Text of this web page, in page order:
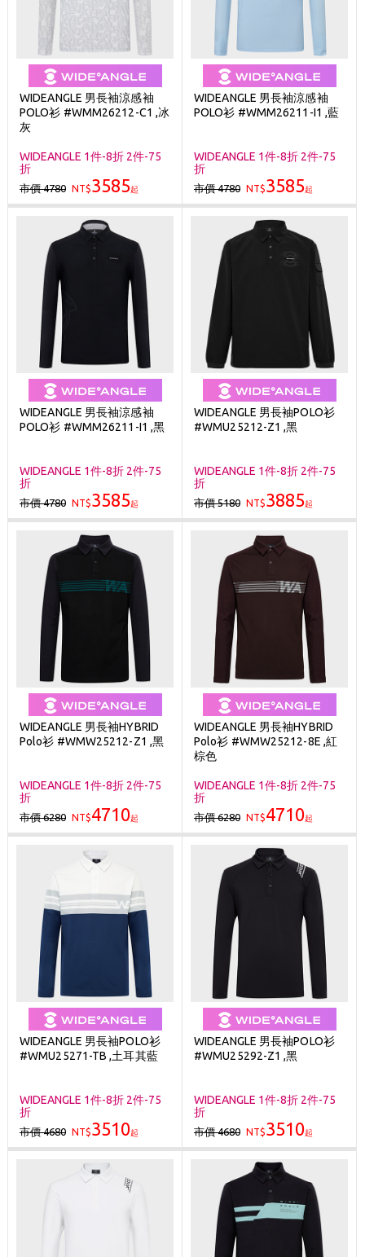
WIDEANGLE 男長袖涼感袖
POLO衫 #WMM26212-C1 ,冰
灰
WIDEANGLE 1件-8折 2件-75
折
市價 4780 NT$3585起
WIDEANGLE 男長袖涼感袖
POLO衫 #WMM26211-I1 ,藍
WIDEANGLE 1件-8折 2件-75
折
市價 4780 NT$3585起
WIDEANGLE 男長袖涼感袖
POLO衫 #WMM26211-I1 ,黑
WIDEANGLE 1件-8折 2件-75
折
市價 4780 NT$3585起
WIDEANGLE 男長袖POLO衫
#WMU25212-Z1 ,黑
WIDEANGLE 1件-8折 2件-75
折
市價 5180 NT$3885起
WIDEANGLE 男長袖HYBRID
Polo衫 #WMW25212-Z1 ,黑
WIDEANGLE 1件-8折 2件-75
折
市價 6280 NT$4710起
WIDEANGLE 男長袖HYBRID
Polo衫 #WMW25212-8E ,紅
棕色
WIDEANGLE 1件-8折 2件-75
折
市價 6280 NT$4710起
WIDEANGLE 男長袖POLO衫
#WMU25271-TB ,土耳其藍
WIDEANGLE 1件-8折 2件-75
折
市價 4680 NT$3510起
WIDEANGLE 男長袖POLO衫
#WMU25292-Z1 ,黑
WIDEANGLE 1件-8折 2件-75
折
市價 4680 NT$3510起